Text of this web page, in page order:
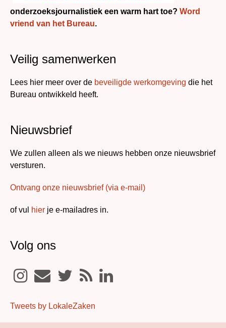
onderzoeksjournalistiek een warm hart toe? Word
vriend van het Bureau.
Veilig samenwerken
Lees hier meer over de beveiligde werkomgeving die het
Bureau ontwikkeld heeft.
Nieuwsbrief
We zullen alleen als we nieuws hebben onze nieuwsbrief
versturen.
Ontvang onze nieuwsbrief (via e-mail)
of vul hier je e-mailadres in.
Volg ons
Tweets by LokaleZaken